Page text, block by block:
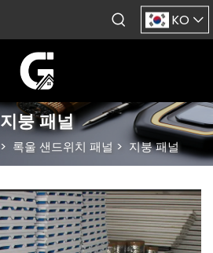
KO
지붕 패널
> 록울 샌드위치 패널 > 지붕 패널